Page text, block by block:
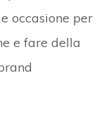
occasione per
e fare della